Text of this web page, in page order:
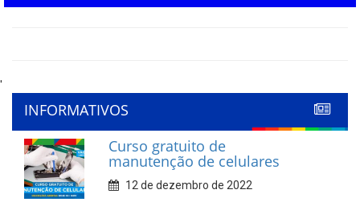
'
INFORMATIVOS
Curso gratuito de
manutenção de celulares
12 de dezembro de 2022